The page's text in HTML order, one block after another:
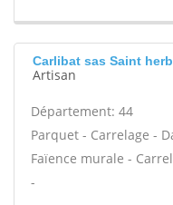
Carlibat sas Saint
Artisan
Département: 44
Parquet - Carrelage -
Faïence murale -
-